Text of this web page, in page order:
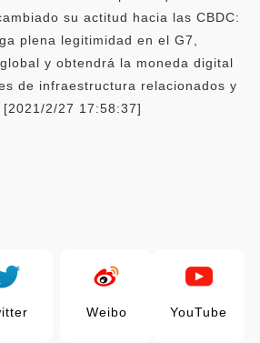
su actitud hacia las CBDC:
plena legitimidad en el G7,
y obtendrá la moneda digital
de infraestructura relacionados y
2/27 17:58:37]
Weibo YouTube